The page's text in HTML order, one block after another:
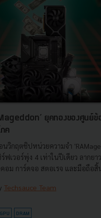
ยุคทองของศูนย์ข้
ค
นวิกฤตชิปหน่วยความจำ
ฟเวอร์พุ่ง 4 เท่าในปีเดียว ลากยา
อม การ์ดจอ สตอเรจ และมือถือสิ้
Techsauce Team
GPU DRAM